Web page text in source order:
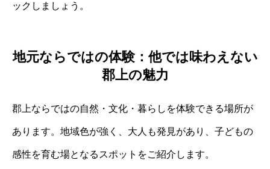
ックしましょう。
地元ならではの体験：他では味わえない
郡上の魅力
郡上ならではの自然・文化・暮らしを体験できる場所が
あります。地域色が強く、大人も発見があり、子どもの
感性を育む場となるスポットをご紹介します。